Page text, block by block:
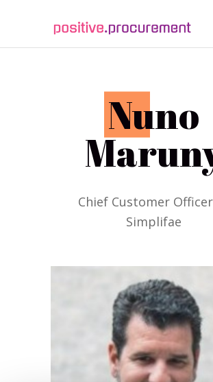
Nuno
Chief Customer
Simplifae